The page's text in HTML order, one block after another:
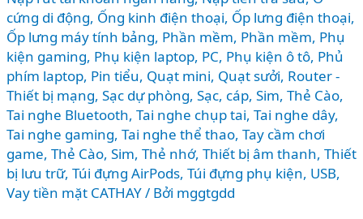
cứng di động, Ống kinh điện thoại, Ốp lưng điện thoại,
Ốp lưng máy tính bảng, Phần mềm, Phần mềm, Phụ
kiện gaming, Phụ kiện laptop, PC, Phụ kiện ô tô, Phủ
phím laptop, Pin tiểu, Quạt mini, Quạt sưởi, Router -
Thiết bị mạng, Sạc dự phòng, Sạc, cáp, Sim, Thẻ Cào,
Tai nghe Bluetooth, Tai nghe chụp tai, Tai nghe dây,
Tai nghe gaming, Tai nghe thể thao, Tay cầm chơi
game, Thẻ Cào, Sim, Thẻ nhớ, Thiết bị âm thanh, Thiết
bị lưu trữ, Túi đựng AirPods, Túi đựng phụ kiện, USB,
Vay tiền mặt CATHAY/ Bởi mggtgdd